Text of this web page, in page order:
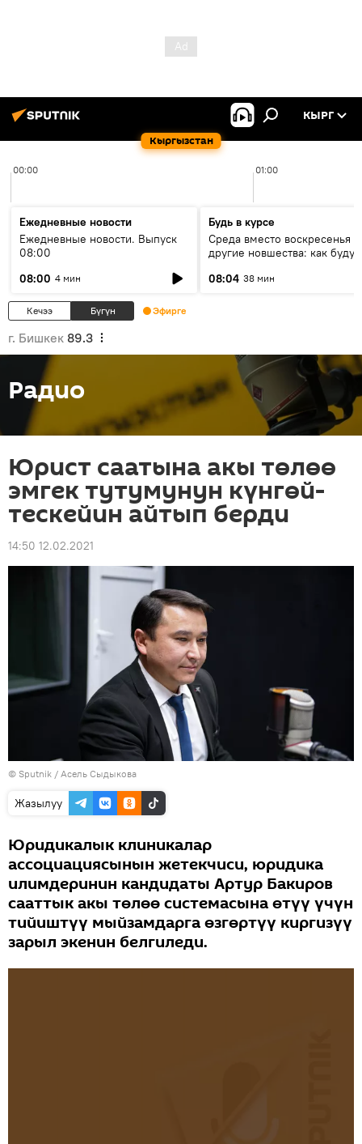
Кыргызстан
КЫРГ
00:00 01:00
Ежедневные новости
Ежедневные новости. Выпуск
08:00
08:00 4 мин
Будь в курсе
Среда вместо воскресенья и
другие новшества: как будут
08:04 38 мин
Кечээ Бүгүн Эфирге
г. Бишкек 89.3
Радио
Юрист саатына акы төлөө
эмгек тутумунун күнгөй-
тескейин айтып берди
14:50 12.02.2021
© Sputnik / Асель Сыдыкова
Жазылуу
Юридикалык клиникалар
ассоциациясынын жетекчиси, юридика
илимдеринин кандидаты Артур Бакиров
сааттык акы төлөө системасына өтүү үчүн
тийиштүү мыйзамдарга өзгөртүү киргизүү
зарыл экенин белгиледи.